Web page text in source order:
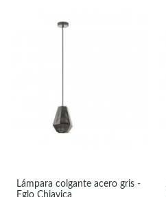
Lámpara colgante acero gris -